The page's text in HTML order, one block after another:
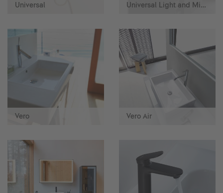
Universal Universal Light and Mirror
Vero Vero Air